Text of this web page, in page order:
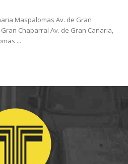
Maspalomas Av. de Gran
Chaparral Av. de Gran Canaria,
...